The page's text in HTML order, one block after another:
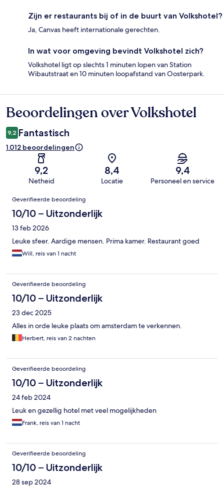
Zijn er restaurants bij of in de buurt van Volkshotel?
Ja, Canvas heeft internationale gerechten.
In wat voor omgeving bevindt Volkshotel zich?
Volkshotel ligt op slechts 1 minuten lopen van Station
Wibautstraat en 10 minuten loopafstand van Oosterpark.
Beoordelingen
Beoordelingen over Volkshotel
9,2 Fantastisch
1.012 beoordelingen
9,2
Netheid
8,4
Locatie
9,4
Personeel en service
Beoordelingen
Geverifieerde beoordeling
10/10 – Uitzonderlijk
13 feb 2026
Leuke sfeer. Aardige mensen. Prima kamer. Restaurant goed
Will, reis van 1 nacht
Geverifieerde beoordeling
10/10 – Uitzonderlijk
23 dec 2025
Alles in orde leuke plaats om amsterdam te verkennen.
Herbert, reis van 2 nachten
Geverifieerde beoordeling
10/10 – Uitzonderlijk
24 feb 2024
Leuk en gezellig hotel met veel mogelijkheden
Frank, reis van 1 nacht
Geverifieerde beoordeling
10/10 – Uitzonderlijk
28 sep 2024